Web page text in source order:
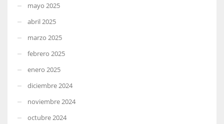
mayo 2025
abril 2025
marzo 2025
febrero 2025
enero 2025
diciembre 2024
noviembre 2024
octubre 2024